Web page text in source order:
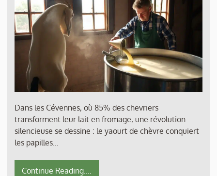
Dans les Cévennes, où 85% des chevriers
transforment leur lait en fromage, une révolution
silencieuse se dessine : le yaourt de chèvre conquiert
les papilles…
Continue Reading....